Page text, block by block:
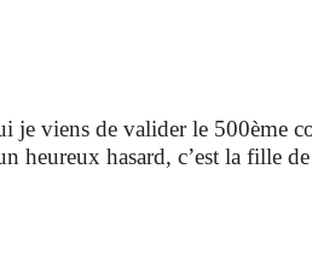
viens de valider le 500ème
heureux hasard, c’est la fille